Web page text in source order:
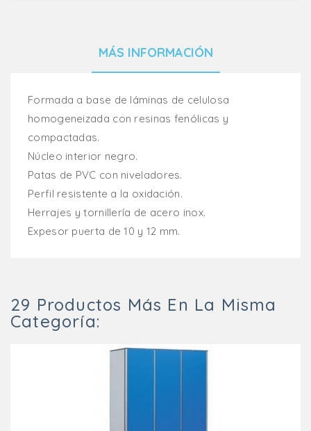
MÁS INFORMACIÓN
Formada a base de láminas de celulosa
homogeneizada con resinas fenólicas y
compactadas.
Núcleo interior negro.
Patas de PVC con niveladores.
Perfil resistente a la oxidación.
Herrajes y tornillería de acero inox.
Expesor puerta de 10 y 12 mm.
29 Productos Más En La Misma
Categoría: